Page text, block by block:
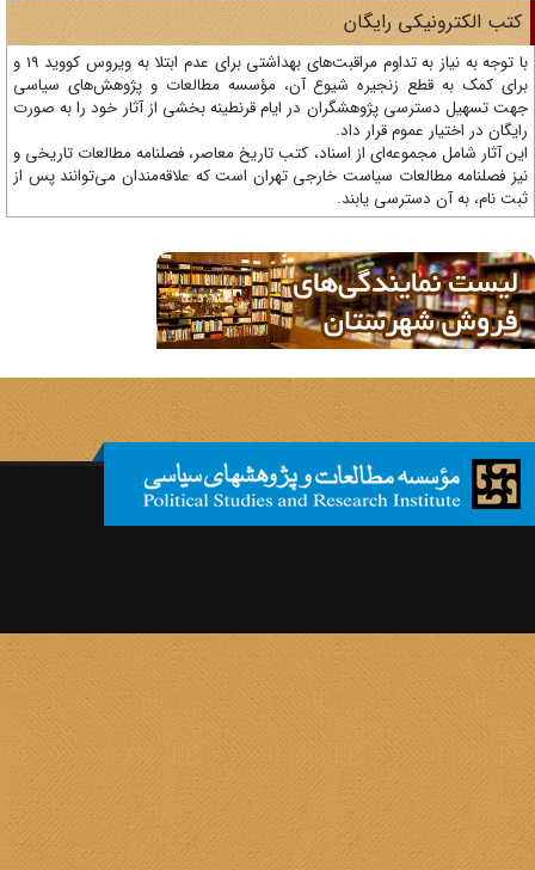
الکترونیکی رایگان
با توجه به نیاز به تداوم مراقبت‌های بهداشتی برای عدم ابتلا به ویروس کووید 19 و
کمک به قطع زنجیره شیوع آن، مؤسسه مطالعات و پژوهش‌های سیاسی
تسهیل دسترسی پژوهشگران در ایام قرنطینه بخشی از آثار خود را به صورت
در اختیار عموم قرار داد.
آثار شامل مجموعه‌ای از اسناد، کتب تاریخ معاصر، فصلنامه‌ مطالعات تاریخی و
فصلنامه مطالعات سیاست خارجی تهران است که علاقه‌مندان می‌توانند پس از
نام، به آن دسترسی یابند.